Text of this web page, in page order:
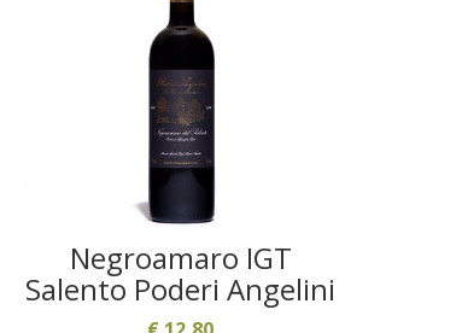
Negroamaro IGT
Salento Poderi Angelini